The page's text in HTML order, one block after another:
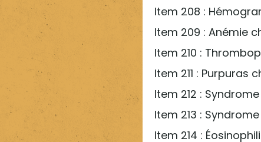
Item 208 :
Item 209 : Anémie
Item 210 :
Item 211 : Purpuras
Item 212 :
Item 213 :
Item 214 :